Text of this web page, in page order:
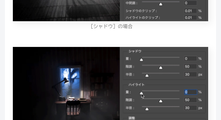
［シャドウ］の場合